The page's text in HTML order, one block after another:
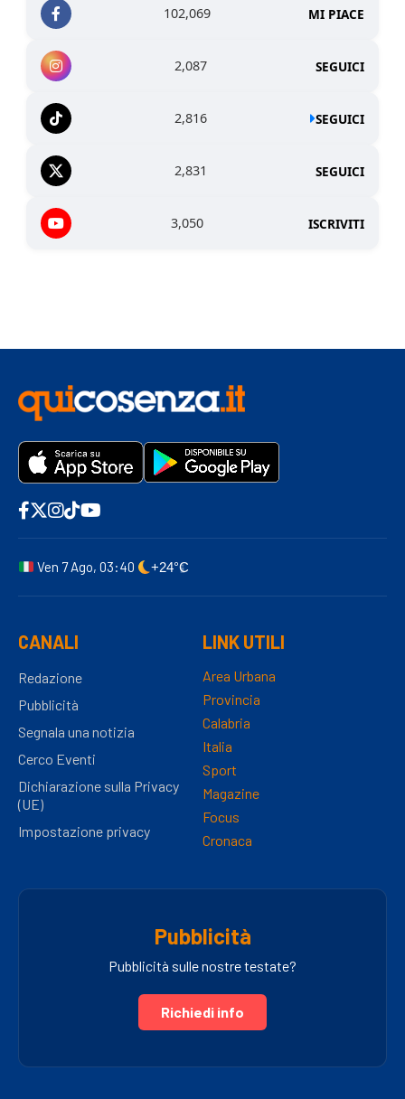
102,069 MI PIACE
2,087 SEGUICI
2,816 SEGUICI
2,831 SEGUICI
3,050 ISCRIVITI
Ven 7 Ago, 03:40 +24°C
CANALI
Redazione
Pubblicità
Segnala una notizia
Cerco Eventi
Dichiarazione sulla Privacy
(UE)
Impostazione privacy
LINK UTILI
Area Urbana
Provincia
Calabria
Italia
Sport
Magazine
Focus
Cronaca
Pubblicità
Pubblicità sulle nostre testate?
Richiedi info